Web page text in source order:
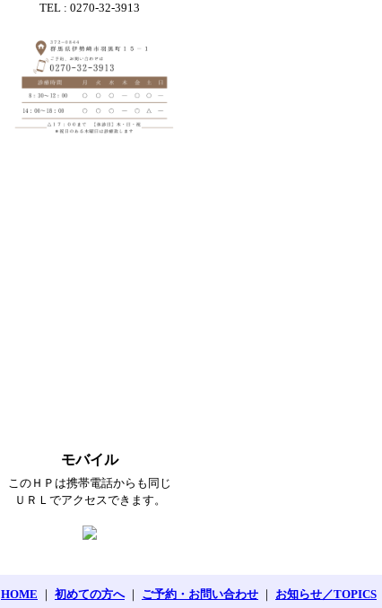
TEL : 0270-32-3913
モバイル
このＨＰは携帯電話からも同じ
ＵＲＬでアクセスできます。
HOME ｜ 初めての方へ｜ ご予約・お問い合わせ ｜ お知らせ／TOPICS